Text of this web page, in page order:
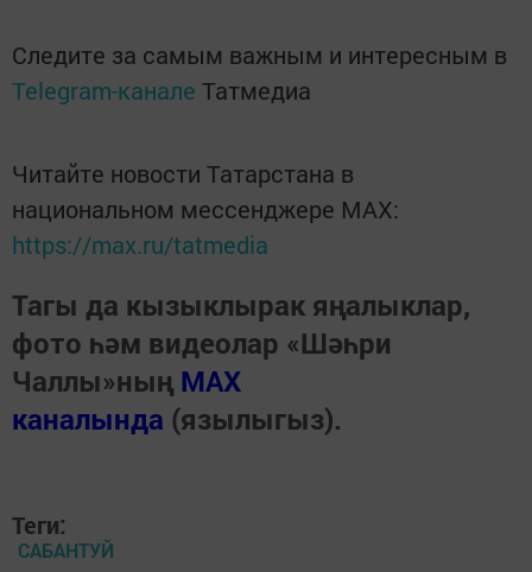
Следите за самым важным и интересным в
Telegram-канале Татмедиа
Читайте новости Татарстана в
национальном мессенджере MАХ:
https://max.ru/tatmedia
Тагы да кызыклырак яңалыклар,
фото һәм видеолар «Шәһри
Чаллы»ның MAX
каналында (язылыгыз).
Теги:
САБАНТУЙ